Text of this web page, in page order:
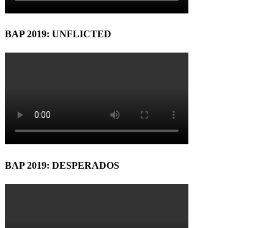
BAP 2019: UNFLICTED
BAP 2019: DESPERADOS